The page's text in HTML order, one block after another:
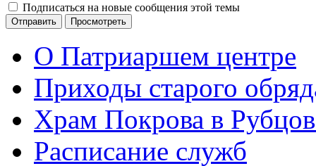
Подписаться на новые сообщения этой темы
О Патриаршем центре
Приходы старого
Храм Покрова в
Расписание служб